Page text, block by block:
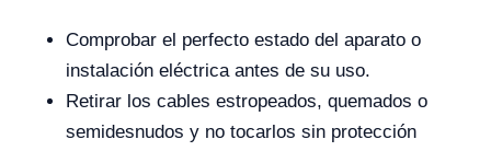
Comprobar el perfecto estado del aparato o
instalación eléctrica antes de su uso.
Retirar los cables estropeados, quemados o
semidesnudos y no tocarlos sin protección